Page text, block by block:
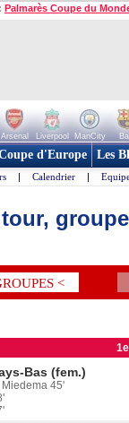
Palmarès Coupe du
Arsenal Liverpool ManCity
d'Europe Les
| Calendrier |
tour,
<
Bas (fem.)
Miedema 45'